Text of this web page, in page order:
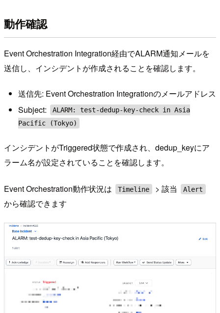
動作確認
Event Orchestration Integration経由でALARM通知メールを
送信し、インシデントが作成されることを確認します。
送信先: Event Orchestration Integrationのメールアドレス
Subject:
ALARM: test-dedup-key-check in Asia
Pacific (Tokyo)
インシデントがTriggered状態で作成され、dedup_keyにア
ラーム名が設定されていることを確認します。
Event Orchestration動作状況は Timeline > 該当 Alert
から確認できます